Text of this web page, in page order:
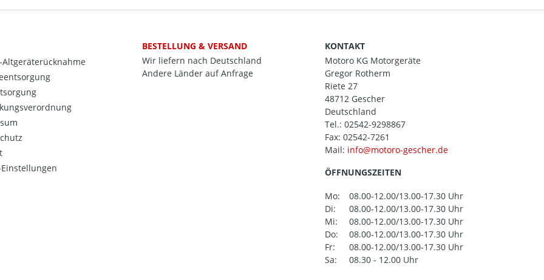
Altgeräterücknahme
Einstellungen
BESTELLUNG & VERSAND
Wir liefern nach Deutschland
Andere Länder auf Anfrage
KONTAKT
Motoro KG Motorgeräte
Gregor Rotherm
Riete 27
48712 Gescher
Deutschland
Tel.: 02542-9298867
Fax: 02542-7261
Mail:
ÖFFNUNGSZEITEN
Mo:
08.00-12.00/13.00-17.30 Uhr
Di:
08.00-12.00/13.00-17.30 Uhr
Mi:
08.00-12.00/13.00-17.30 Uhr
Do:
08.00-12.00/13.00-17.30 Uhr
Fr:
08.00-12.00/13.00-17.30 Uhr
Sa:
08.30 - 12.00 Uhr